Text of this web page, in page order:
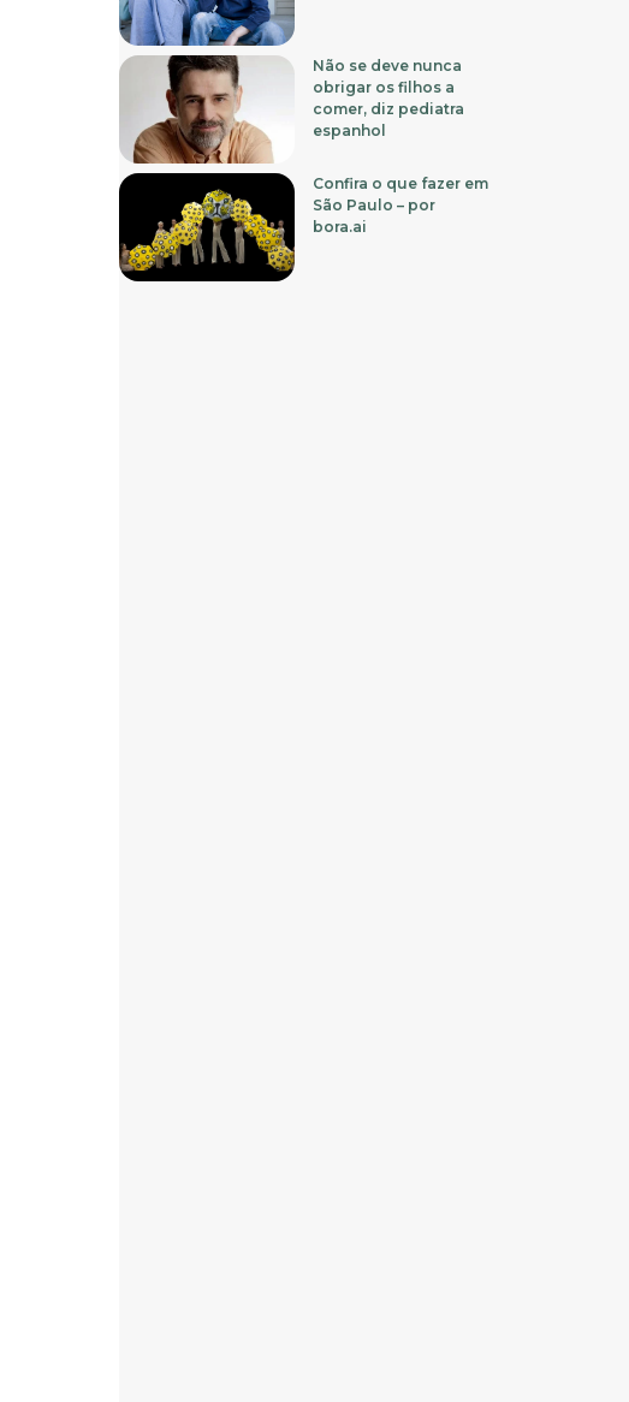
Não se deve nunca
obrigar os filhos a
comer, diz pediatra
espanhol
Confira o que fazer em
São Paulo – por
bora.ai